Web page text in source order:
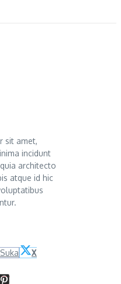
sit amet,
incidunt
architecto
atque id hic
Suka
X